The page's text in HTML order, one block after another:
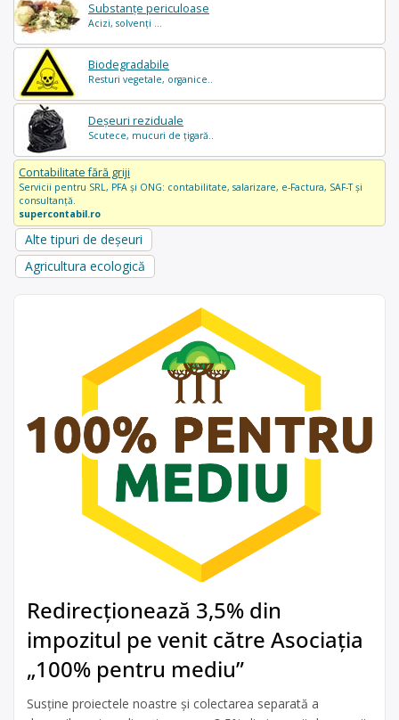
Substanțe periculoase
Acizi, solvenți ...
Biodegradabile
Resturi vegetale, organice..
Deșeuri reziduale
Scutece, mucuri de țigară..
Contabilitate fără griji
Servicii pentru SRL, PFA și ONG: contabilitate, salarizare, e-Factura, SAF-T și
consultanță.
supercontabil.ro
Alte tipuri de deșeuri
Agricultura ecologică
Redirecționează 3,5% din
impozitul pe venit către Asociația
„100% pentru mediu”
Susține proiectele noastre și colectarea separată a